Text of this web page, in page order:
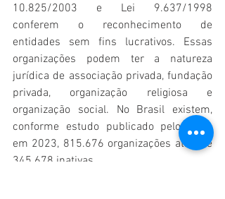
10.825/2003 e Lei 9.637/1998
conferem o reconhecimento de
entidades sem fins lucrativos. Essas
organizações podem ter a natureza
jurídica de associação privada, fundação
privada, organização religiosa e
organização social. No Brasil existem,
conforme estudo publicado pelo IPEA,
em 2023, 815.676 organizações ativas e
345.678 inativas.